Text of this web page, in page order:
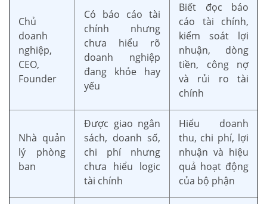
Chủ
doanh
nghiệp,
CEO,
Founder
Có báo cáo tài
chính nhưng
chưa hiểu rõ
doanh nghiệp
đang khỏe hay
yếu
Biết đọc báo
cáo tài chính,
kiểm soát lợi
nhuận, dòng
tiền, công nợ
và rủi ro tài
chính
Nhà quản
lý phòng
ban
Được giao ngân
sách, doanh số,
chi phí nhưng
chưa hiểu logic
tài chính
Hiểu doanh
thu, chi phí, lợi
nhuận và hiệu
quả hoạt động
của bộ phận